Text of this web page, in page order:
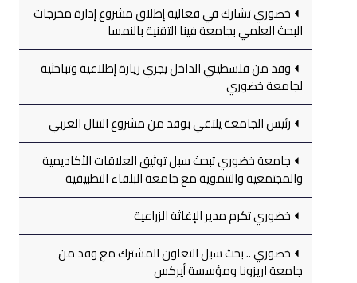
خضوري تشارك في فعالية إطلاق مشروع إدارة مخرجات
البحث العلمي بجامعة فينا التقنية بالنمسا
وفد من فلسطيني الداخل يجري زيارة إطلاعية وتباحثية
لجامعة خضوري
رئيس الجامعة يلتقي بوفد من مشروع التنال العربي
جامعة خضوري تبحث سبل توثيق العلاقات الأكاديمية
والمجتمعية والتنموية مع جامعة البلقاء التطبيقية
خضوري تكرم مدير الإغاثة الزراعية
خضوري .. بحث سبل التعاون المشترك مع وفد من
جامعة اريزونا ومؤسسة أيركس